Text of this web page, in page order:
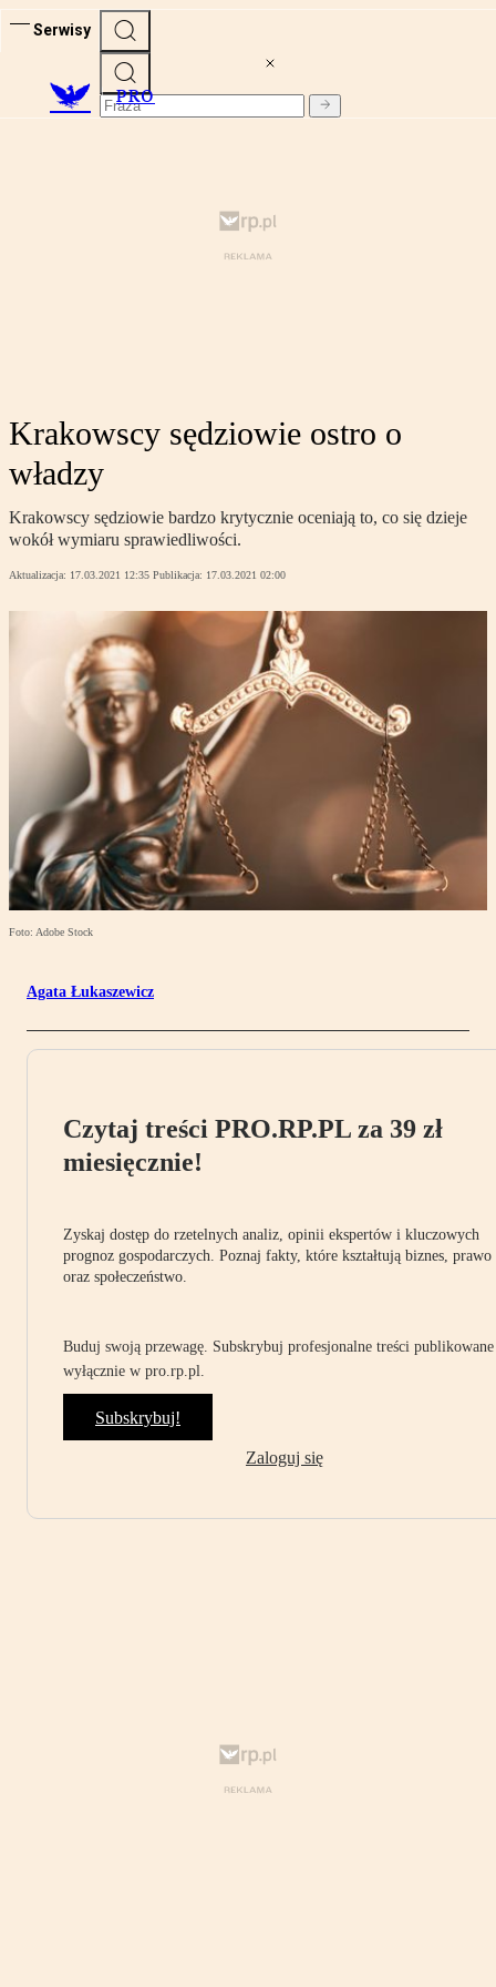
Serwisy
PRO
Krakowscy sędziowie ostro o
władzy
Krakowscy sędziowie bardzo krytycznie oceniają to, co się dzieje
wokół wymiaru sprawiedliwości.
Aktualizacja: 17.03.2021 12:35 Publikacja: 17.03.2021 02:00
Foto: Adobe Stock
Agata Łukaszewicz
Czytaj treści PRO.RP.PL za 39 zł
miesięcznie!
Zyskaj dostęp do rzetelnych analiz, opinii ekspertów i kluczowych
prognoz gospodarczych. Poznaj fakty, które kształtują biznes, prawo
oraz społeczeństwo.
Buduj swoją przewagę. Subskrybuj profesjonalne treści publikowane
wyłącznie w pro.rp.pl.
Subskrybuj!
Zaloguj się